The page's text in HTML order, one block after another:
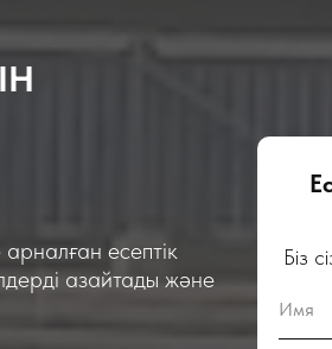
есептік
азайтады және
Біз